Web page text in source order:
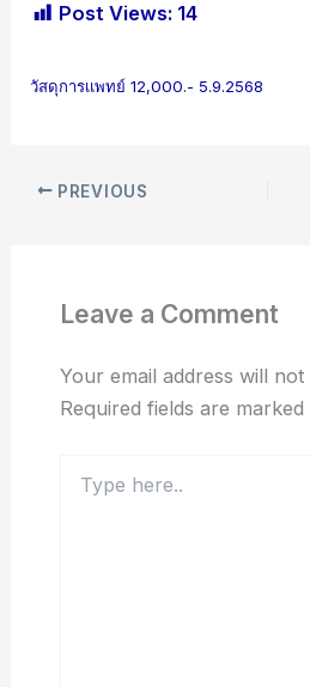
Post Views: 14
วัสดุการเเพทย์ 12,000.- 5.9.2568
PREVIOUS
Leave a Comment
Your email address will
Required fields are marked
here..